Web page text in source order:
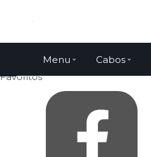
Página Inicial
Como Comprar
Fale Conosco
Venda Atacado
Favoritos
Menu Cabos